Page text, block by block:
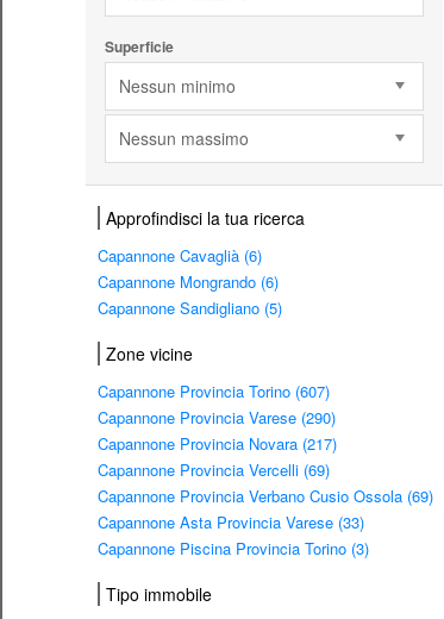
Superficie
Nessun minimo
Nessun massimo
Approfindisci la tua ricerca
Capannone Cavaglià (6)
Capannone Mongrando (6)
Capannone Sandigliano (5)
Zone vicine
Capannone Provincia Torino (607)
Capannone Provincia Varese (290)
Capannone Provincia Novara (217)
Capannone Provincia Vercelli (69)
Capannone Provincia Verbano Cusio Ossola (69)
Capannone Asta Provincia Varese (33)
Capannone Piscina Provincia Torino (3)
Tipo immobile